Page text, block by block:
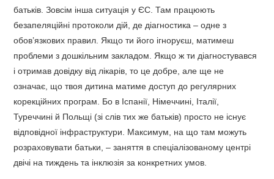
батьків. Зовсім інша ситуація у ЄС. Там працюють
безапеляційні протоколи дій, де діагностика – одне з
обов’язкових правил. Якщо ти його ігноруєш, матимеш
проблеми з дошкільним закладом. Якщо ж ти діагностувався
і отримав довідку від лікарів, то це добре, але ще не
означає, що твоя дитина матиме доступ до регулярних
корекційних програм. Бо в Іспанії, Німеччині, Італії,
Туреччині й Польщі (зі слів тих же батьків) просто не існує
відповідної інфраструктури. Максимум, на що там можуть
розраховувати батьки, – заняття в спеціалізованому центрі
двічі на тиждень та інклюзія за конкретних умов.